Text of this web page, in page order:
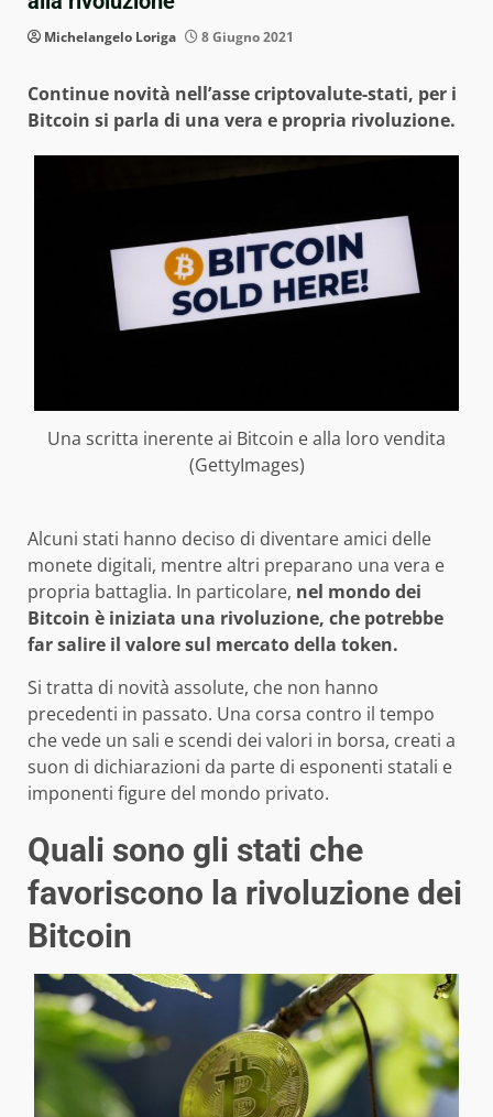
Michelangelo Loriga 8 Giugno 2021
Continue novità nell’asse criptovalute-stati, per i
Bitcoin si parla di una vera e propria rivoluzione.
Una scritta inerente ai Bitcoin e alla loro vendita
(GettyImages)
Alcuni stati hanno deciso di diventare amici delle
monete digitali, mentre altri preparano una vera e
propria battaglia. In particolare, nel mondo dei
Bitcoin è iniziata una rivoluzione, che potrebbe
far salire il valore sul mercato della token.
Si tratta di novità assolute, che non hanno
precedenti in passato. Una corsa contro il tempo
che vede un sali e scendi dei valori in borsa, creati a
suon di dichiarazioni da parte di esponenti statali e
imponenti figure del mondo privato.
Quali sono gli stati che
favoriscono la rivoluzione dei
Bitcoin